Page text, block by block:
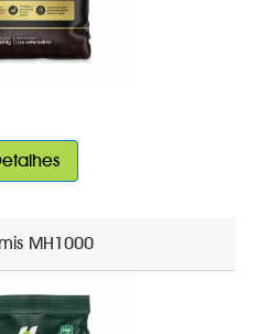
MH1000